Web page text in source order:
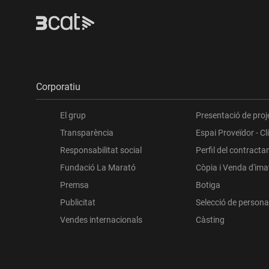
Corporatiu
El grup
Transparència
Responsabilitat social
Fundació La Marató
Premsa
Publicitat
Vendes internacionals
Presentació de
Espai Proveïdor -
Perfil del
Còpia i Venda
Botiga
Selecció de personal
Càsting